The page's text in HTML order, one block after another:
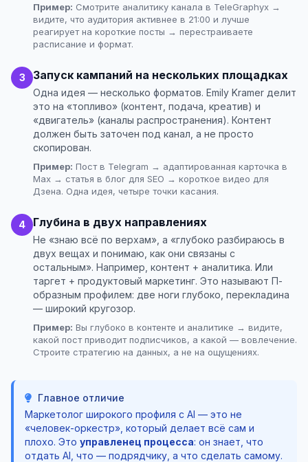
Пример: Смотрите аналитику канала в TeleGraphyx →
видите, что аудитория активнее в 21:00 и лучше
реагирует на короткие посты → перестраиваете
расписание и формат.
3 Запуск кампаний на нескольких площадках
Одна идея — несколько форматов. Emily Kramer делит
это на «топливо» (контент, подача, креатив) и
«двигатель» (каналы распространения). Контент
должен быть заточен под канал, а не просто
скопирован.
Пример: Пост в Telegram → адаптированная карточка в
Max → статья в блог для SEO → короткое видео для
Дзена. Одна идея, четыре точки касания.
4 Глубина в двух направлениях
Не «знаю всё по верхам», а «глубоко разбираюсь в
двух вещах и понимаю, как они связаны с
остальным». Например, контент + аналитика. Или
таргет + продуктовый маркетинг. Это называют Π-
образным профилем: две ноги глубоко, перекладина
— широкий кругозор.
Пример: Вы глубоко в контенте и аналитике → видите,
какой пост приводит подписчиков, а какой — вовлечение.
Строите стратегию на данных, а не на ощущениях.
Главное отличие
Маркетолог широкого профиля с AI — это не
«человек-оркестр», который делает всё сам и
плохо. Это управленец процесса: он знает, что
отдать AI, что — подрядчику, а что сделать самому.